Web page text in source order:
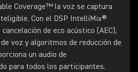
Coverage™ la voz se captura
Con el DSP IntelliMix®
de eco acústico (AEC),
voz y algoritmos de reducción de
un audio de
para todos los participantes.